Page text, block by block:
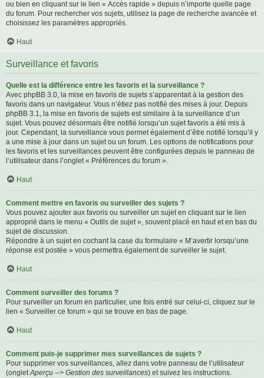
ou bien en cliquant sur le lien « Accès rapide » depuis n’importe quelle page
du forum. Pour rechercher vos sujets, utilisez la page de recherche avancée et
choisissez les paramètres appropriés.
Haut
Surveillance et favoris
Quelle est la différence entre les favoris et la surveillance ?
Avec phpBB 3.0, la mise en favoris de sujets s’apparentait à la gestion des
favoris dans un navigateur. Vous n’étiez pas notifié des mises à jour. Depuis
phpBB 3.1, la mise en favoris de sujets est similaire à la surveillance d’un
sujet. Vous pouvez désormais être notifié lorsqu’un sujet favoris a été mis à
jour. Cependant, la surveillance vous permet également d’être notifié lorsqu’il y
a une mise à jour dans un sujet ou un forum. Les options de notifications pour
les favoris et les surveillances peuvent être configurées depuis le panneau de
l’utilisateur dans l’onglet « Préférences du forum ».
Haut
Comment mettre en favoris ou surveiller des sujets ?
Vous pouvez ajouter aux favoris ou surveiller un sujet en cliquant sur le lien
approprié dans le menu « Outils de sujet », souvent placé en haut et en bas du
sujet de discussion.
Répondre à un sujet en cochant la case du formulaire « M’avertir lorsqu’une
réponse est postée » vous permettra également de surveiller le sujet.
Haut
Comment surveiller des forums ?
Pour surveiller un forum en particulier, une fois entré sur celui-ci, cliquez sur le
lien « Surveiller ce forum » qui se trouve en bas de page.
Haut
Comment puis-je supprimer mes surveillances de sujets ?
Pour supprimer vos surveillances, allez dans votre panneau de l’utilisateur
(ongletAperçu --> Gestion des surveillances) et suivez les instructions.